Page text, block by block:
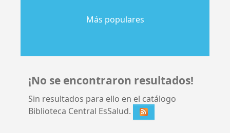
Más populares
¡No se encontraron resultados!
Sin resultados para ello en el catálogo
Biblioteca Central EsSalud.